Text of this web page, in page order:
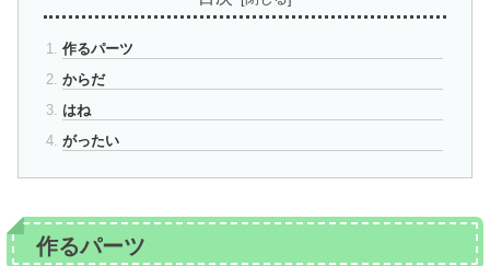
作るパーツ
からだ
はね
がったい
作るパーツ